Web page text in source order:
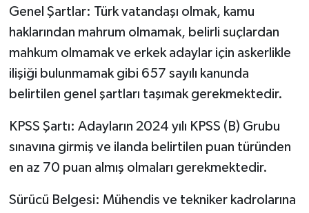
Genel Şartlar: Türk vatandaşı olmak, kamu
haklarından mahrum olmamak, belirli suçlardan
mahkum olmamak ve erkek adaylar için askerlikle
ilişiği bulunmamak gibi 657 sayılı kanunda
belirtilen genel şartları taşımak gerekmektedir.
KPSS Şartı: Adayların 2024 yılı KPSS (B) Grubu
sınavına girmiş ve ilanda belirtilen puan türünden
en az 70 puan almış olmaları gerekmektedir.
Sürücü Belgesi: Mühendis ve tekniker kadrolarına